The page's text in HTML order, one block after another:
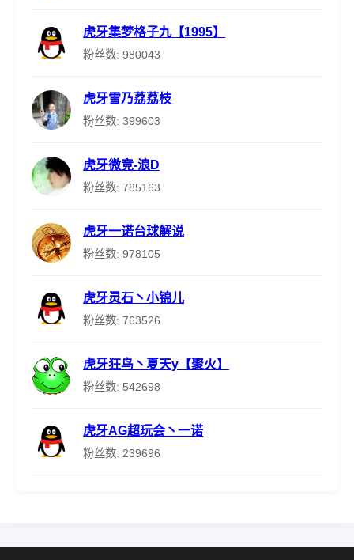
虎牙集梦格子九【1995】
粉丝数: 980043
虎牙雪乃荔荔枝
粉丝数: 399603
虎牙微竞-浪D
粉丝数: 785163
虎牙一诺台球解说
粉丝数: 978105
虎牙灵石丶小锦儿
粉丝数: 763526
虎牙狂鸟丶夏天y【聚火】
粉丝数: 542698
虎牙AG超玩会丶一诺
粉丝数: 239696